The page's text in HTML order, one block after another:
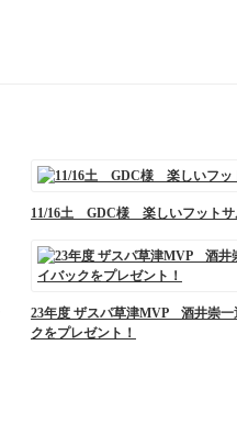
11/16土 GDC様 楽しいフット
23年度 ザスパ草津MVP 酒井崇一
クをプレゼント！